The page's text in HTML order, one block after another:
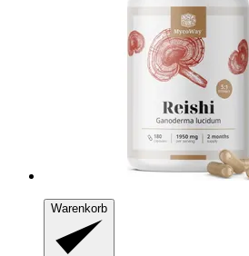
Warenkorb